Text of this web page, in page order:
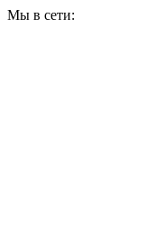
Мы в сети: